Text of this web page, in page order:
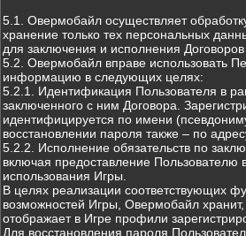
5.1. Овермобайл осуществляет
хранение только тех персональных
для заключения и исполнения
5.2. Овермобайл вправе использовать
информацию в следующих целях:
5.2.1. Идентификация Пользователя в
заключенного с ним Договора.
идентифицируется по имени
восстановлении пароля также – по
5.2.2. Исполнение обязательств по
включая предоставление Пользователю
использования Игры.
В целях реализации соответствующих
возможностей Игры, Овермобайл хранит,
отображает в Игре профили
Для восстановления пароля